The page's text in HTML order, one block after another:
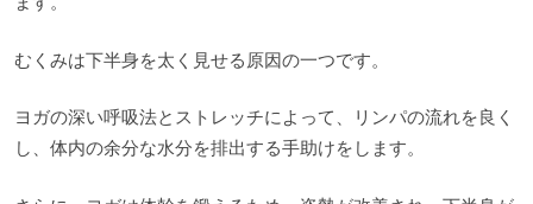
むくみは下半身を太く見せる原因の一つです。
ヨガの深い呼吸法とストレッチによって、リンパの流れを良く
し、体内の余分な水分を排出する手助けをします。